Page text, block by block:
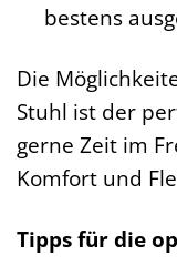
bestens
Die
Stuhl ist der
gerne Zeit im
Komfort und
Tipps für die